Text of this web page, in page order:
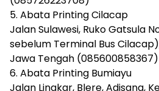
5. Abata Printing Cilacap
Jalan Sulawesi, Ruko Gatsula
sebelum Terminal Bus
Jawa Tengah (085600858367)
6. Abata Printing Bumiayu
Jalan Lingkar, Blere, Adisana,